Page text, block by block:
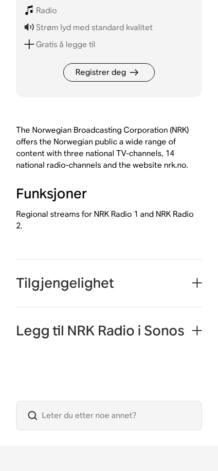
Radio
Strøm lyd med standard kvalitet
Gratis å legge til
Registrer deg
The Norwegian Broadcasting Corporation (NRK)
offers the Norwegian public a wide range of
content with three national TV-channels, 14
national radio-channels and the website nrk.no.
Funksjoner
Regional streams for NRK Radio 1 and NRK Radio
2.
Tilgjengelighet
Legg til NRK Radio i Sonos